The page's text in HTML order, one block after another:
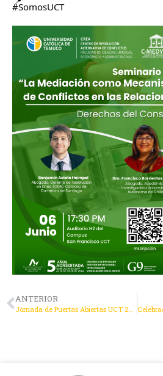
#SomosUCT
ANTERIOR
Jornada de Puertas Abiertas UCT 2024